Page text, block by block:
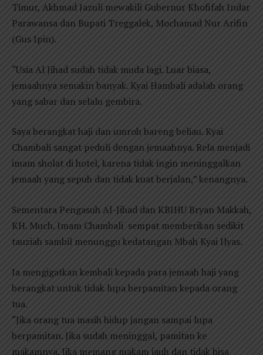
Timur, Akhmad Jazuli mewakili Gubernur Khofifah Indar
Parawansa dan Bupati Treggalek, Mochamad Nur Arifin
(Gus Ipin).
“Usia Al Jihad sudah tidak muda lagi. Luar biasa,
jemaahnya semakin banyak. Kyai Hambali adalah orang
yang sabar dan selalu gembira.
Saya berangkat haji dan umroh bareng beliau. Kyai
Chambali sangat peduli dengan jemaahnya. Rela menjadi
imam sholat di hotel, karena tidak ingin meninggalkan
jemaah yang sepuh dan tidak kuat berjalan,” kenangnya.
Sementara Pengasuh Al-Jihad dan KBIHU Bryan Makkah,
KH. Much. Imam Chambali sempat memberikan sedikit
tauziah sambil menunggu kedatangan Mbah Kyai Ilyas.
Ia mengigatkan kembali kepada para jemaah haji yang
berangkat untuk tidak lupa berpamitan kepada orang
tua.
“Jika orang tua masih hidup jangan sampai lupa
berpamitan. Jika sudah meninggal, pamitan ke
makamnya. Jika memang makam jauh dan tidak bisa